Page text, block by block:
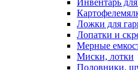
Инвентарь
Ложки для
Лопатки и
Мерные
Миски, лотки
Половники,